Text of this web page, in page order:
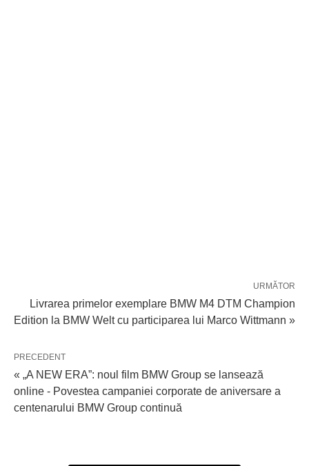
URMĂTOR
Livrarea primelor exemplare BMW M4 DTM Champion
Edition la BMW Welt cu participarea lui Marco Wittmann »
PRECEDENT
« „A NEW ERA”: noul film BMW Group se lansează
online - Povestea campaniei corporate de aniversare a
centenarului BMW Group continuă